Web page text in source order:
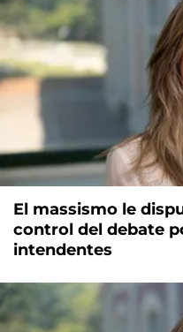
El massismo le
control del debate
intendentes